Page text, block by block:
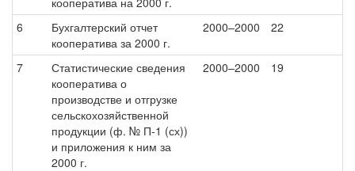
6
Бухгалтерский отчет
кооператива за 2000 г.
2000–2000 22
7
Статистические сведения
кооператива о
производстве и отгрузке
сельскохозяйственной
продукции (ф. № П-1 (сх))
и приложения к ним за
2000 г.
2000–2000 19